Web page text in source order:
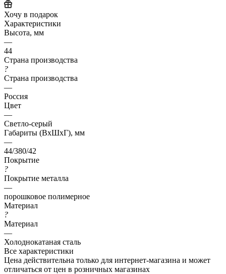
Хочу в подарок
Характеристики
Высота, мм
—
44
Страна производства
?
Страна производства
—
Россия
Цвет
—
Светло-серый
Габариты (ВхШхГ), мм
—
44/380/42
Покрытие
?
Покрытие металла
—
порошковое полимерное
Материал
?
Материал
—
Холоднокатаная сталь
Все характеристики
Цена действительна только для интернет-магазина и может
отличаться от цен в розничных магазинах